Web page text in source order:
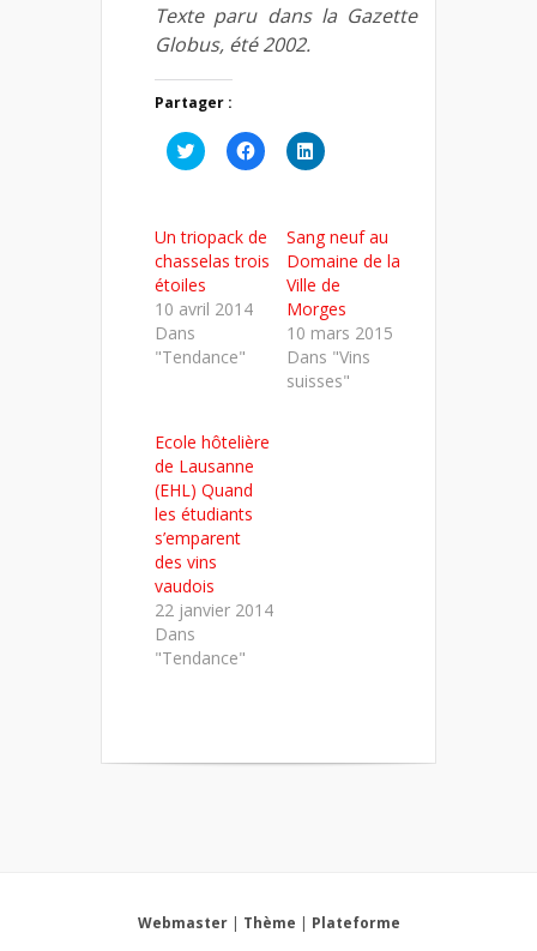
Texte paru dans la Gazette
Globus, été 2002.
Partager :
Cliquez
pour
une
nouvelle
fenêtre)
Cliquez
pour
une
nouvelle
fenêtre)
Cliquez
pour
une
nouvelle
fenêtre)
Un triopack de
chasselas trois
étoiles
10 avril 2014
Dans
"Tendance"
Sang neuf au
Domaine de la
Ville de
Morges
10 mars 2015
Dans "Vins
suisses"
Ecole hôtelière
de Lausanne
(EHL) Quand
les étudiants
s’emparent
des vins
vaudois
22 janvier 2014
Dans
"Tendance"
Webmaster| Thème | Plateforme